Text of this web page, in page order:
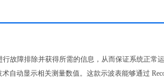
故障排除并获得所需的信息，从而保证系统正常
动显示相关测量数值。这款示波表能够通过